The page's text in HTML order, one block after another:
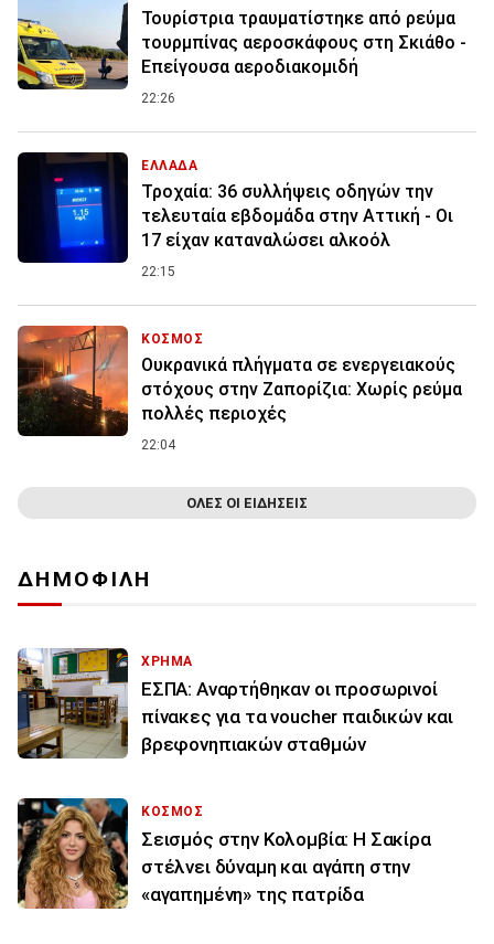
Τουρίστρια τραυματίστηκε από ρεύμα
τουρμπίνας αεροσκάφους στη Σκιάθο -
Επείγουσα αεροδιακομιδή
22:26
ΕΛΛΑΔΑ
Τροχαία: 36 συλλήψεις οδηγών την
τελευταία εβδομάδα στην Αττική - Οι
17 είχαν καταναλώσει αλκοόλ
22:15
ΚΟΣΜΟΣ
Ουκρανικά πλήγματα σε ενεργειακούς
στόχους στην Ζαπορίζια: Χωρίς ρεύμα
πολλές περιοχές
22:04
ΟΛΕΣ ΟΙ ΕΙΔΗΣΕΙΣ
ΔΗΜΟΦΙΛΗ
ΧΡΗΜΑ
ΕΣΠΑ: Αναρτήθηκαν οι προσωρινοί
πίνακες για τα voucher παιδικών και
βρεφονηπιακών σταθμών
ΚΟΣΜΟΣ
Σεισμός στην Κολομβία: Η Σακίρα
στέλνει δύναμη και αγάπη στην
«αγαπημένη» της πατρίδα